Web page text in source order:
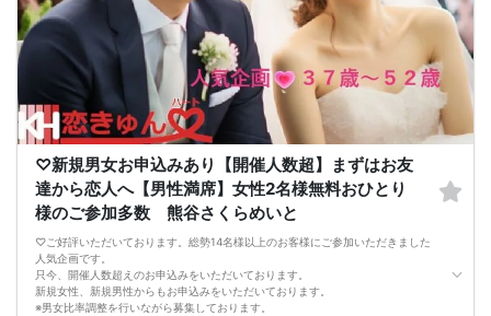
男性：6500円(税込)
→早割で6000円
女性：1000円(税込)
→早割で500円→先着3名特別無料♪
★ 早割は先着順の人数限定 ★
※キャンセルの際はキャンセル代がかかります※
街コンイベント当日の流れ
15:10[ 受付スタート ] 当日現金支払
受付後､自己紹介カード記入
★開始５分前にはご着席下さい★
15:30[ パーティ開始 ] イベント説明
☆ 参加者全員で乾杯 ☆
15:35
3～7回[1対1 テーブルトーク ]
5～20分間のフリートーク
[ 席替えタイム ]
17:20[ マッチングカード記入 ]
17:25[ マッチングカード集計 ]
途中 [ マッチングカード封筒配布 ]
♡新規男女お申込みあり【開催人数超】まずはお友
達から恋人へ【男性満席】女性2名様無料おひとり
様のご参加多数 熊谷さくらめいと
♡ご好評いただいております。総勢14名様以上のお客様にご参加いただきました
人気企画です。
只今、開催人数超えのお申込みをいただいております。
新規女性、新規男性からもお申込みをいただいております。
※男女比率調整を行いながら募集しております。